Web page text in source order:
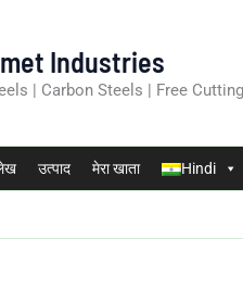
Industries
| Carbon Steels | Free
उत्पाद मेरा खाता Hindi